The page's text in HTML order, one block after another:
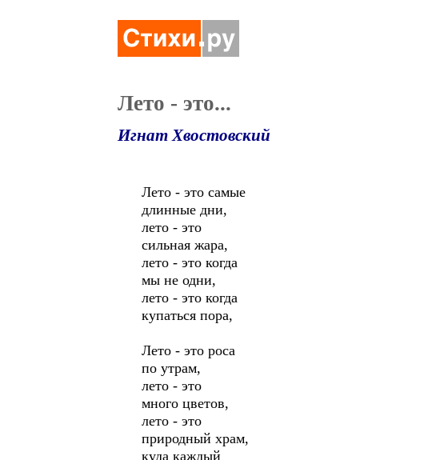
Лето - это...
Игнат Хвостовский
Лето - это самые
длинные дни,
лето - это
сильная жара,
лето - это когда
мы не одни,
лето - это когда
купаться пора,
Лето - это роса
по утрам,
лето - это
много цветов,
лето - это
природный храм,
куда каждый